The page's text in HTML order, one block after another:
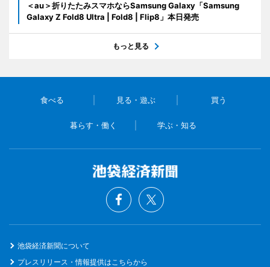
＜au＞折りたたみスマホならSamsung Galaxy「Samsung
Galaxy Z Fold8 Ultra | Fold8 | Flip8」本日発売
もっと見る
食べる 見る・遊ぶ 買う
暮らす・働く 学ぶ・知る
池袋経済新聞について
プレスリリース・情報提供はこちらから